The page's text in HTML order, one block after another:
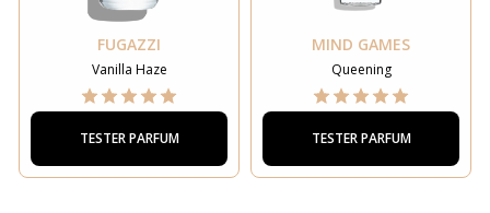
FUGAZZI
Vanilla Haze
TESTER PARFUM
MIND GAMES
Queening
TESTER PARFUM